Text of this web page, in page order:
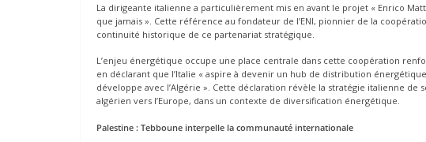
La dirigeante italienne a particulièrement mis en avant le projet « Enrico
que jamais ». Cette référence au fondateur de l’ENI, pionnier de la
continuité historique de ce partenariat stratégique.
L’enjeu énergétique occupe une place centrale dans cette coopération
en déclarant que l’Italie « aspire à devenir un hub de distribution
développe avec l’Algérie ». Cette déclaration révèle la stratégie italienne
algérien vers l’Europe, dans un contexte de diversification énergétique.
Palestine : Tebboune interpelle la communauté internationale